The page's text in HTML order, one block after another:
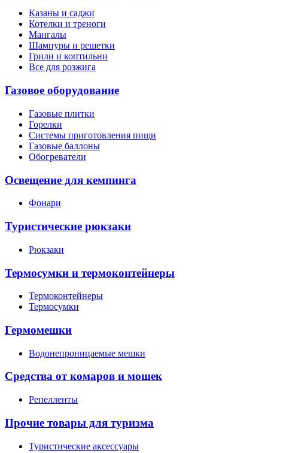
Казаны и саджи
Котелки и треноги
Мангалы
Шампуры и решетки
Грили и коптильни
Все для розжига
Газовое оборудование
Газовые плитки
Горелки
Системы приготовления пищи
Газовые баллоны
Обогреватели
Освещение для кемпинга
Фонари
Туристические рюкзаки
Рюкзаки
Термосумки и термоконтейнеры
Термоконтейнеры
Термосумки
Гермомешки
Водонепроницаемые мешки
Средства от комаров и мошек
Репелленты
Прочие товары для туризма
Туристические аксессуары